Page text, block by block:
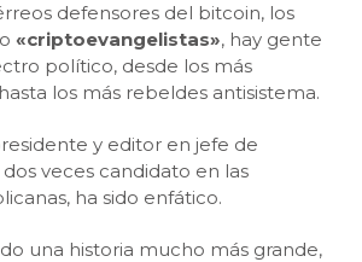
defensores del bitcoin, los
«criptoevangelistas», hay gente
político, desde los más
los más rebeldes antisistema.
y editor en jefe de
veces candidato en las
ha sido enfático.
una historia mucho más grande,